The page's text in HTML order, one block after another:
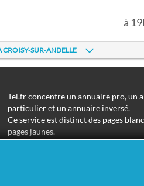
à
CROISY-SUR-ANDELLE
Tel.fr concentre un annuaire pro, un
particulier et un annuaire inversé.
Ce service est distinct des pages
pages jaunes.
Les informations utilisées peuvent